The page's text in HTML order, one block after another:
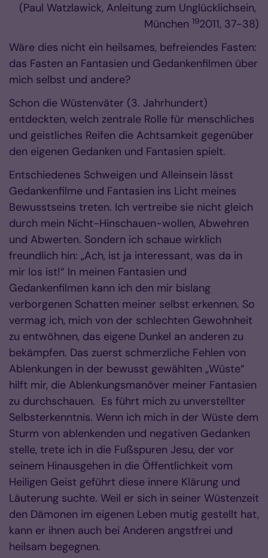
(Paul Watzlawick, Anleitung zum Unglücklichsein,
München 192011, 37-38)
Wäre dies nicht ein heilsames, befreiendes Fasten:
das Fasten an Fantasien und Gedankenfilmen über
mich selbst und andere?
Schon die Wüstenväter (3. Jahrhundert)
entdeckten, welch zentrale Rolle für menschliches
und geistliches Reifen die Achtsamkeit gegenüber
den eigenen Gedanken und Fantasien spielt.
Entschiedenes Schweigen und Alleinsein lässt
Gedankenfilme und Fantasien ins Licht meines
Bewusstseins treten. Ich vertreibe sie nicht gleich
durch mein Nicht-Hinschauen-wollen, Abwehren
und Abwerten. Sondern ich schaue wirklich
freundlich hin: „Ach, ist ja interessant, was da in
mir los ist!“ In meinen Fantasien und
Gedankenfilmen kann ich den mir bislang
verborgenen Schatten meiner selbst erkennen. So
vermag ich, mich von der schlechten Gewohnheit
zu entwöhnen, das eigene Dunkel an anderen zu
bekämpfen. Das zuerst schmerzliche Fehlen von
Ablenkungen in der bewusst gewählten „Wüste“
hilft mir, die Ablenkungsmanöver meiner Fantasien
zu durchschauen. Es führt mich zu unverstellter
Selbsterkenntnis. Wenn ich mich in der Wüste dem
Sturm von ablenkenden und negativen Gedanken
stelle, trete ich in die Fußspuren Jesu, der vor
seinem Hinausgehen in die Öffentlichkeit vom
Heiligen Geist geführt diese innere Klärung und
Läuterung suchte. Weil er sich in seiner Wüstenzeit
den Dämonen im eigenen Leben mutig gestellt hat,
kann er ihnen auch bei Anderen angstfrei und
heilsam begegnen.